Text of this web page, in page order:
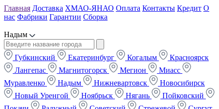
Главная Доставка ХМАО-ЯНАО Оплата Контакты Кредит О
нас Фабрики Гарантии Сборка
Надым
Губкинский Екатеринбург Когалым
Красноярск
Лангепас
Магнитогорск Мегион
Миасс
Муравленко
Надым Нижневартовск
Новосибирск
Новый Уренгой
Ноябрьск Нягань
Пойковский